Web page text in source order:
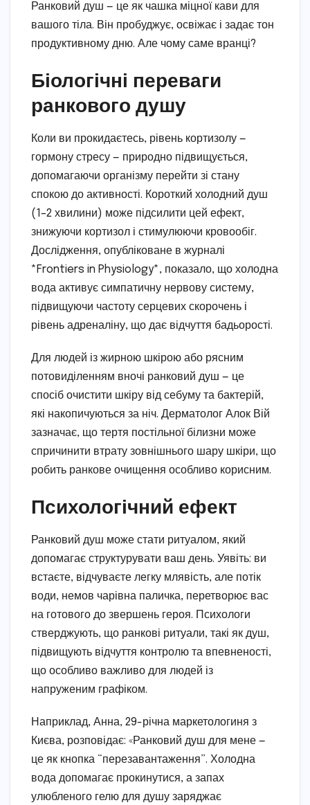
Ранковий душ — це як чашка міцної кави для
вашого тіла. Він пробуджує, освіжає і задає тон
продуктивному дню. Але чому саме вранці?
Біологічні переваги
ранкового душу
Коли ви прокидаєтесь, рівень кортизолу —
гормону стресу — природно підвищується,
допомагаючи організму перейти зі стану
спокою до активності. Короткий холодний душ
(1–2 хвилини) може підсилити цей ефект,
знижуючи кортизол і стимулюючи кровообіг.
Дослідження, опубліковане в журналі
*Frontiers in Physiology*, показало, що холодна
вода активує симпатичну нервову систему,
підвищуючи частоту серцевих скорочень і
рівень адреналіну, що дає відчуття бадьорості.
Для людей із жирною шкірою або рясним
потовиділенням вночі ранковий душ — це
спосіб очистити шкіру від себуму та бактерій,
які накопичуються за ніч. Дерматолог Алок Вій
зазначає, що тертя постільної білизни може
спричинити втрату зовнішнього шару шкіри, що
робить ранкове очищення особливо корисним.
Психологічний ефект
Ранковий душ може стати ритуалом, який
допомагає структурувати ваш день. Уявіть: ви
встаєте, відчуваєте легку млявість, але потік
води, немов чарівна паличка, перетворює вас
на готового до звершень героя. Психологи
стверджують, що ранкові ритуали, такі як душ,
підвищують відчуття контролю та впевненості,
що особливо важливо для людей із
напруженим графіком.
Наприклад, Анна, 29-річна маркетологиня з
Києва, розповідає: «Ранковий душ для мене —
це як кнопка “перезавантаження”. Холодна
вода допомагає прокинутися, а запах
улюбленого гелю для душу заряджає